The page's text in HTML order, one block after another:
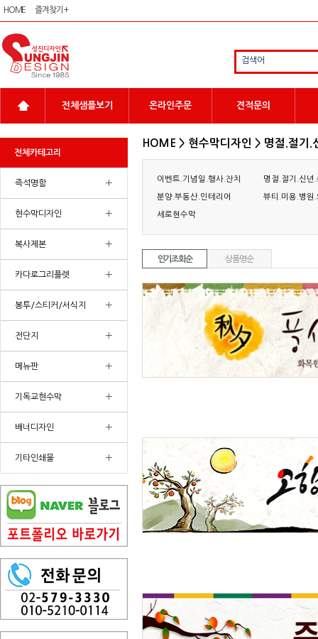
HOME 즐겨찾기 +
검색어
전체샘플보기 온라인주문 견적문의
전체카테고리
즉석명함 +
현수막디자인 +
복사제본 +
카다로그리플렛 +
봉투/스티커/서식지 +
전단지 +
메뉴판 +
기독교현수막 +
배너디자인 +
기타인쇄물 +
HOME > 현수막디자인 > 명절.절기.
이벤트.기념일.행사.잔치 명절.절기.신년
분양.부동산.인테리어 뷰티.미용.병원.
세로현수막
인기조회순 상품명순